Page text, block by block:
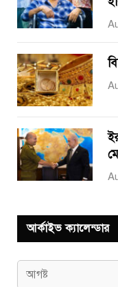
আর্কাইভ ক্যালেন্ডার